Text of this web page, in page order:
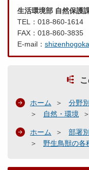
生活環境部 自然保護
TEL：018-860-1614
FAX：018-860-3835
E-mail：
ホーム 分野
自然・環境
ホーム 部署
野生鳥獣の各